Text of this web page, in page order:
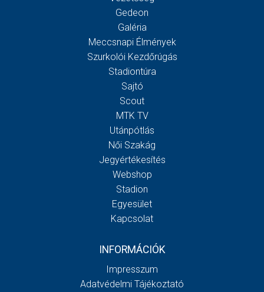
Gedeon
Galéria
Meccsnapi Élmények
Szurkolói Kezdőrúgás
Stadiontúra
Sajtó
Scout
MTK TV
Utánpótlás
Női Szakág
Jegyértékesítés
Webshop
Stadion
Egyesület
Kapcsolat
INFORMÁCIÓK
Impresszum
Adatvédelmi Tájékoztató